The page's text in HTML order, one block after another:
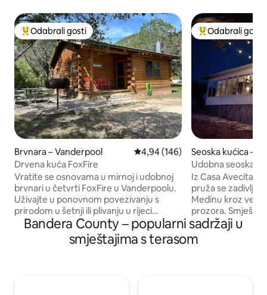
Među najviše rangiranima s oznakom „Odabrali gosti”
Odabrali gosti
Brvnara – Vanderpool Prosječna ocjena: 4,94/5,
4,94 (146)
Drvena kuća FoxFire
Vratite se osnovama u mirnoj i udobnoj
brvnari u četvrti FoxFire u Vanderpoolu.
Uživajte u ponovnom povezivanju s
prirodom u šetnji ili plivanju u rijeci
Sabinal, pješačenju u Lost Maples Parku,
promatranju ptica ili uživanju u
zvijezdama i logorskoj vatri noću! 2
Među najviše
Odabrali gosti
Seoska kućica –
Udobna seoska
pogledom •
Iz Casa Avecita u
pruža se
Medinu kroz
prozora. Smješten na 8 privatnih hektara
uz rijeku, ovaj
sobom i 1
pogled sa zida s
Bandera County – popularni sadržaji u
smještajima s terasom